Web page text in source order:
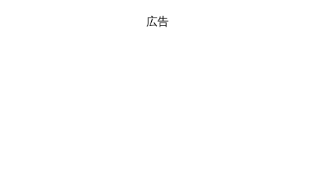
広告